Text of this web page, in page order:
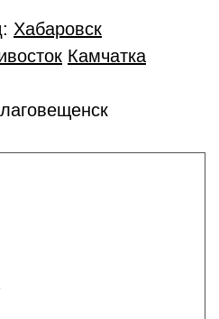
Хабаровск
Камчатка